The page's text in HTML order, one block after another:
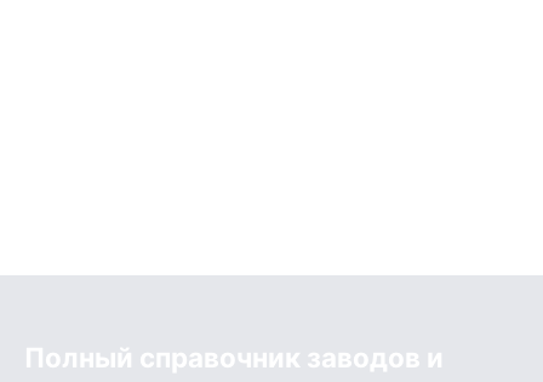
Полный справочник заводов и